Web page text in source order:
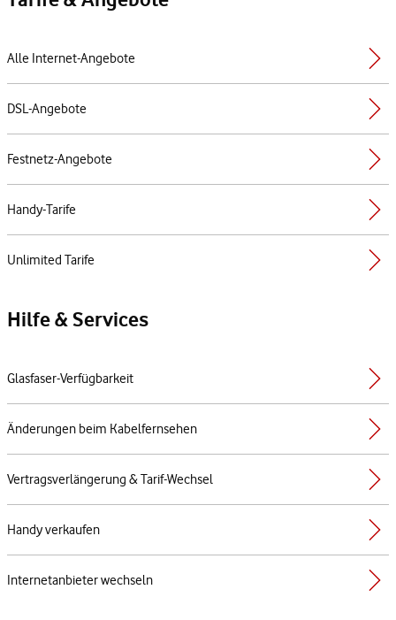
Alle Internet-Angebote
DSL-Angebote
Festnetz-Angebote
Handy-Tarife
Unlimited Tarife
Hilfe & Services
Glasfaser-Verfügbarkeit
Änderungen beim Kabelfernsehen
Vertragsverlängerung & Tarif-Wechsel
Handy verkaufen
Internetanbieter wechseln